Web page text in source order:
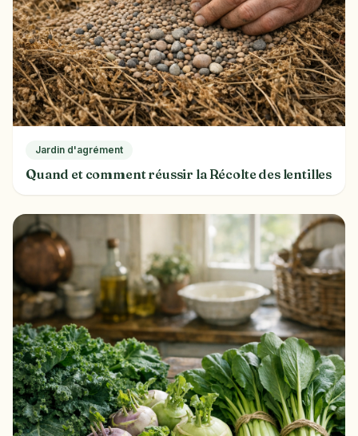
Jardin d'agrément
Quand et comment réussir la Récolte des lentilles